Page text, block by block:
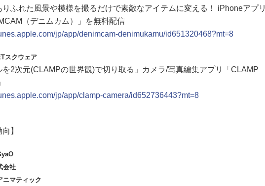
りふれた風景や模様を撮るだけで素敵なアイテムに変える！ iPhoneアプリ
（デニムカム）」を無料配信
jp/app/denimcam-denimukamu/id651320468?mt=8
スクウェア
を2次元(CLAMPの世界観)で切り取る」カメラ/写真編集アプリ「CLAMP
jp/app/clamp-camera/id652736443?mt=8
】
会社
ニマティック